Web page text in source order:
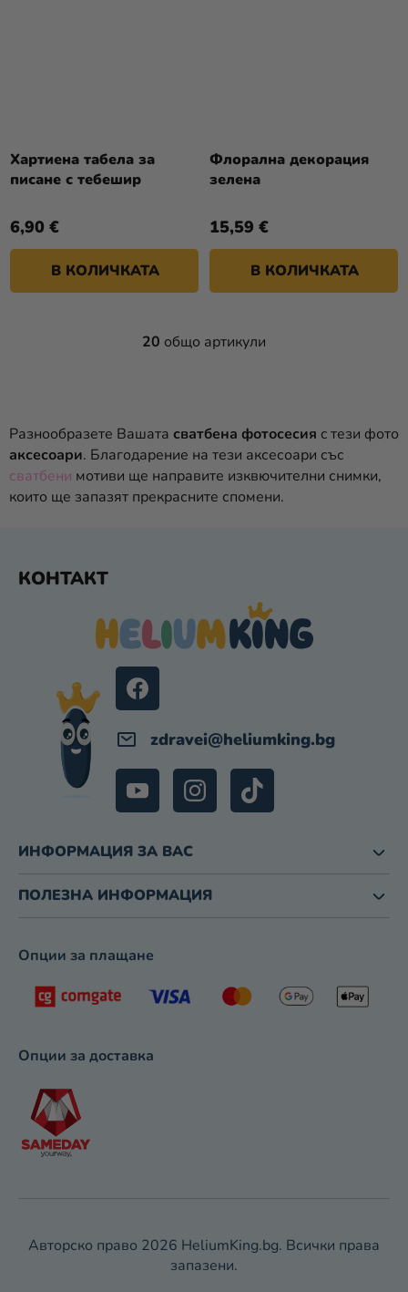
Хартиена табела за
писане с тебешир
6,90 €
В КОЛИЧКАТА
Флорална декорация
зелена
15,59 €
В КОЛИЧКАТА
К
Р
О
Л
Н
Н
Т
И
З
Б
Р
О
А
Н
Е
20 общо артикули
Разнообразете Вашата сватбена фотосесия c тези фото
аксесоари. Благодарение на тези аксесоари със
сватбени мотиви ще направите изквючителни снимки,
които ще запазят прекрасните спомени.
КОНТАКТ
zdravei@heliumking.bg
ИНФОРМАЦИЯ ЗА ВАС
ПОЛЕЗНА ИНФОРМАЦИЯ
Опции за плащане
Опции за доставка
Авторско право 2026 HeliumKing.bg. Всички права
запазени.